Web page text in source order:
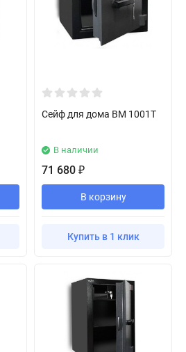
Сейф для дома BM 1001Т
В наличии
71 680 ₽
В корзину
Купить в 1 клик